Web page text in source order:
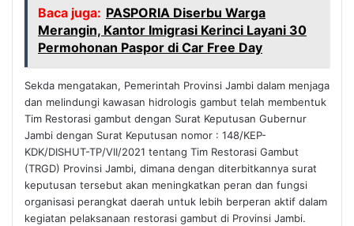
Baca juga: PASPORIA Diserbu Warga
Merangin, Kantor Imigrasi Kerinci Layani 30
Permohonan Paspor di Car Free Day
Sekda mengatakan, Pemerintah Provinsi Jambi dalam menjaga
dan melindungi kawasan hidrologis gambut telah membentuk
Tim Restorasi gambut dengan Surat Keputusan Gubernur
Jambi dengan Surat Keputusan nomor : 148/KEP-
KDK/DISHUT-TP/VII/2021 tentang Tim Restorasi Gambut
(TRGD) Provinsi Jambi, dimana dengan diterbitkannya surat
keputusan tersebut akan meningkatkan peran dan fungsi
organisasi perangkat daerah untuk lebih berperan aktif dalam
kegiatan pelaksanaan restorasi gambut di Provinsi Jambi.